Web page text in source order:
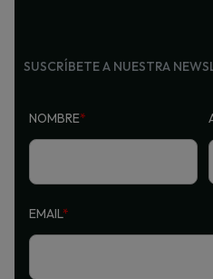
SUSCRÍBETE A NUESTRA
NOMBRE*
EMAIL*